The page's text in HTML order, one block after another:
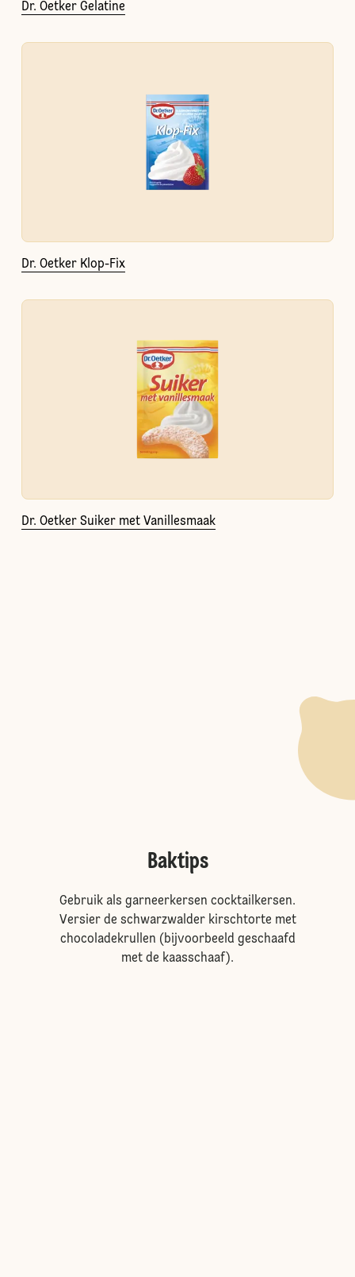
Dr. Oetker Gelatine
Dr. Oetker Klop-Fix
Dr. Oetker Suiker met Vanillesmaak
Baktips
Gebruik als garneerkersen cocktailkersen.
Versier de schwarzwalder kirschtorte met
chocoladekrullen (bijvoorbeeld geschaafd
met de kaasschaaf).